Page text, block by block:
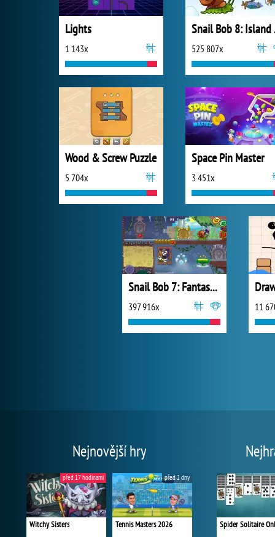
Lights
1 143x 525 807x
Wood & Screw Puzzle
5 704x
Space Pin Master
3 451x
Snail Bob 7: Fantasy Story
397 916x 11
Nejnovější hry
Witchy Sisters
před 17 hodinami
Tennis Masters 2026
před 2 dny
Spider Solitaire